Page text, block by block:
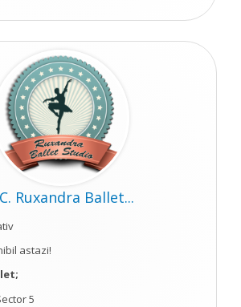
Ruxandra Ballet...
astazi!
5